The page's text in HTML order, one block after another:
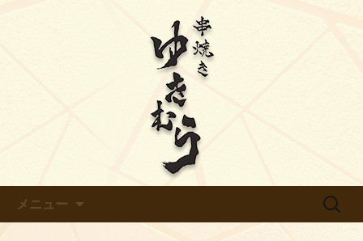
天白区平針の炭火焼き鳥【ゆき
むら】のブログ
【ゆきむら】のブログです
メニュー
検